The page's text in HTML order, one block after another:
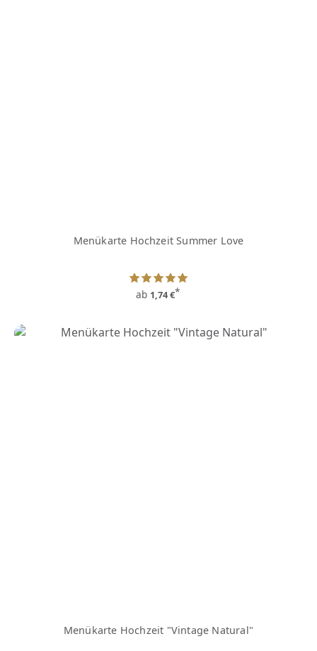
Menükarte Hochzeit Summer Love
ab 1,74 €*
Menükarte Hochzeit "Vintage Natural"